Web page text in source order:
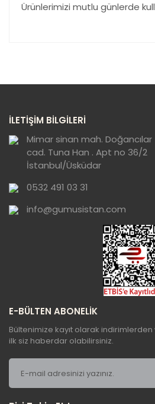
Ürünlerimizi mutlu günlerde
görüntülenemiyor.
Ürün açıklamasında
Ürün bilgilerinde hatalar
Ürün fiyatı diğer
Bu ürüne benzer farklı
Gönder
İLETİŞİM BİLGİLERİ
Mimar sinan mah. Doğancılar
cad. Tuna Han . Apt no 36/2
İstanbul/Üsküdar
0532 491 03 31
info@gumusistan.com
E-BÜLTEN ABONELİK
Bültenimize kayıt olarak
ilk siz haberdar olabilirsiniz.